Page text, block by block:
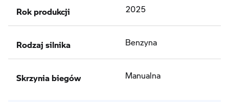
Rok produkcji 2025
Rodzaj silnika Benzyna
Skrzynia biegów Manualna